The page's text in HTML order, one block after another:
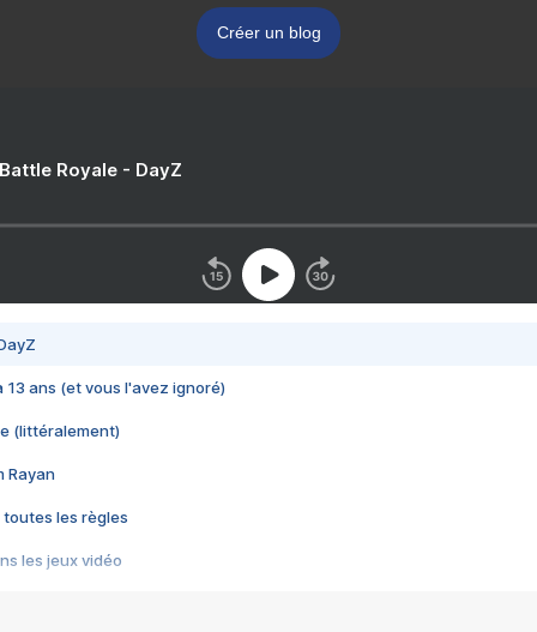
Créer un blog
Royale - DayZ
13 ans (et vous l'avez ignoré)
(littéralement)
Rayan
toutes les règles
les jeux vidéo